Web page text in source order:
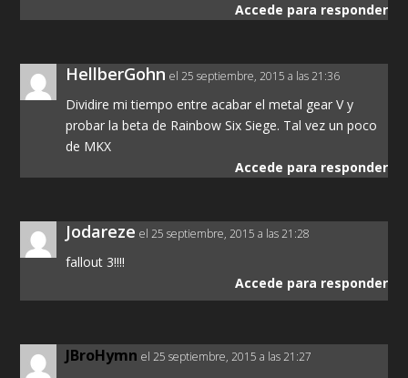
Accede para responder
HellberGohn el 25 septiembre, 2015 a las 21:36
Dividire mi tiempo entre acabar el metal gear V y
probar la beta de Rainbow Six Siege. Tal vez un poco
de MKX
Accede para responder
Jodareze el 25 septiembre, 2015 a las 21:28
fallout 3!!!!
Accede para responder
JBroHymn el 25 septiembre, 2015 a las 21:27